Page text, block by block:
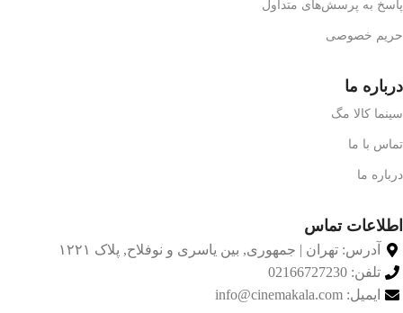
پاسخ به پرسش‌های متداول
حریم خصوصی
درباره ما
سینما کالا مگ
تماس با ما
درباره ما
اطلاعات تماس
آدرس: تهران | جمهوری, بین یاسری و نوفلاح, پلاک ۱۲۲۱
تلفن: 02166727230
ایمیل: info@cinemakala.com